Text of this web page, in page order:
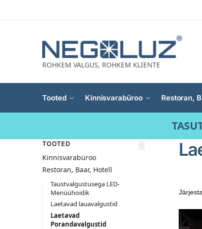
ROHKEM VALGUS, ROHKEM KLIENTE
Tooted Kinnisvarabüroo Restoran,
TOOTED
Kinnisvarabüroo
Restoran, Baar, Hotell
Taustvalgustusega LED-
Menüühoidik
Laetavad lauavalgustid
Laetavad
Porandavalgustid